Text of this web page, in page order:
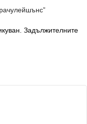
Задължителните